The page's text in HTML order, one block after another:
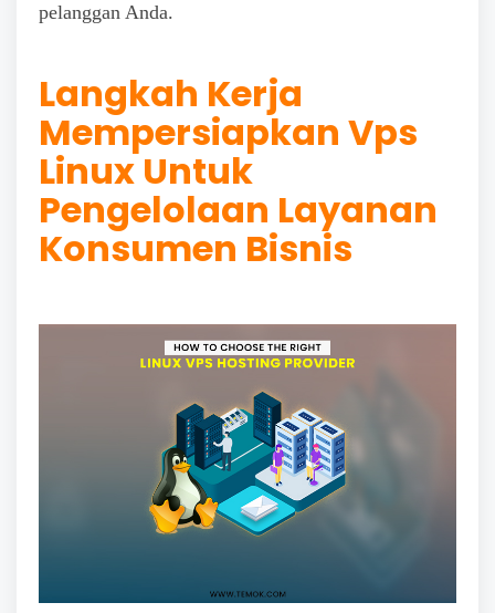
pelanggan Anda.
Langkah Kerja
Mempersiapkan Vps
Linux Untuk
Pengelolaan Layanan
Konsumen Bisnis